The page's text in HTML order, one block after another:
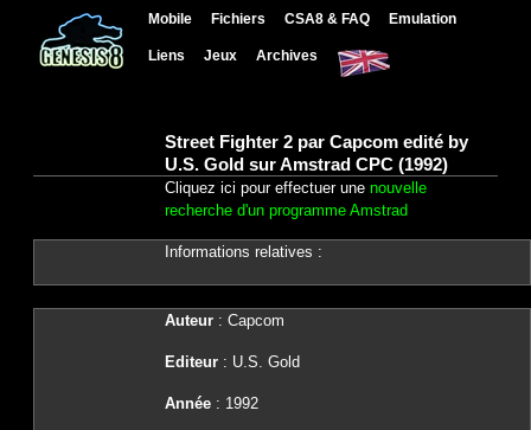
Mobile Fichiers CSA8 & FAQ Emulation
Liens Jeux Archives
Street Fighter 2 par Capcom edité by
U.S. Gold sur Amstrad CPC (1992)
Cliquez ici pour effectuer une nouvelle
recherche d'un programme Amstrad
Informations relatives :
Auteur: Capcom
Editeur: U.S. Gold
Année: 1992